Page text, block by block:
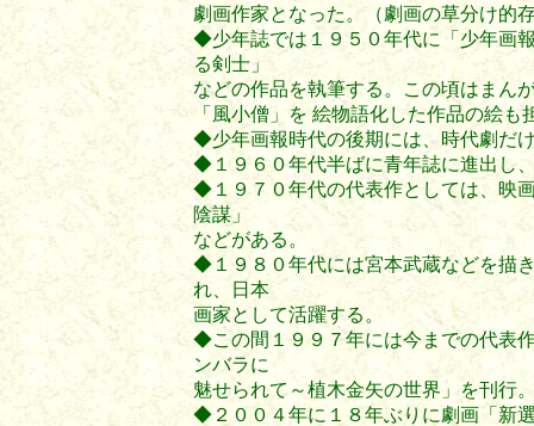
劇画作家となった。（劇画の草分け的
◆少年誌では１９５０年代に「少年画
る剣士」
などの作品を執筆する。この頃はまん
「風小僧」を 絵物語化した作品の絵も
◆少年画報時代の後期には、時代劇だ
◆１９６０年代半ばに青年誌に進出し
◆１９７０年代の代表作としては、映
陰謀」
などがある。
◆１９８０年代には宮本武蔵などを描
れ、日本
画家として活躍する。
◆この間１９９７年には今までの代表
ンバラに
魅せられて～植木金矢の世界」を刊行
◆２００４年に１８年ぶりに劇画「新